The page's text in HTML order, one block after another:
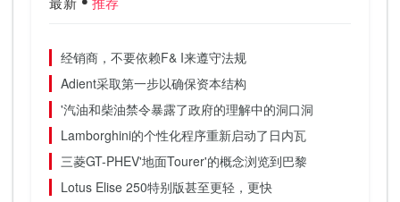
经销商，不要依赖F& I来遵守法规
Adient采取第一步以确保资本结构
'汽油和柴油禁令暴露了政府的理解中的洞口洞
Lamborghini的个性化程序重新启动了日内瓦
三菱GT-PHEV'地面Tourer'的概念浏览到巴黎
Lotus Elise 250特别版甚至更轻，更快